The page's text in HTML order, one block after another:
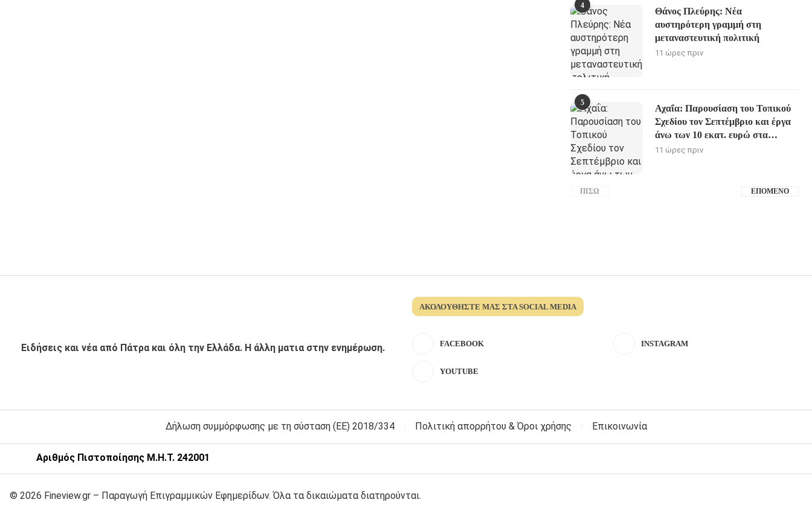
4
Θάνος Πλεύρης: Νέα
αυστηρότερη γραμμή στη
μεταναστευτική πολιτική
11 ώρες πριν
5
Αχαΐα: Παρουσίαση του Τοπικού
Σχεδίου τον Σεπτέμβριο και έργα
άνω των 10 εκατ. ευρώ στα
Καλάβρυτα
11 ώρες πριν
ΠΊΣΩ ΕΠΌΜΕΝΟ
Ειδήσεις και νέα από Πάτρα και όλη την Ελλάδα. Η άλλη ματια στην ενημέρωση.
ΑΚΟΛΟΥΘΉΣΤΕ ΜΑΣ ΣΤΑ SOCIAL MEDIA
FACEBOOK INSTAGRAM
YOUTUBE
Δήλωση συμμόρφωσης με τη σύσταση (ΕΕ) 2018/334 Πολιτική απορρήτου & Όροι χρήσης Επικοινωνία
Αριθμός Πιστοποίησης Μ.Η.Τ. 242001
© 2026 Fineview.gr – Παραγωγή Επιγραμμικών Εφημερίδων. Όλα τα δικαιώματα διατηρούνται.